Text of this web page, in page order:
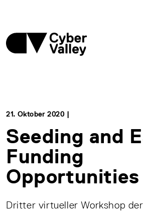
21. Oktober 2020 |
Seeding and
Funding
Opportunities
Dritter virtueller Workshop